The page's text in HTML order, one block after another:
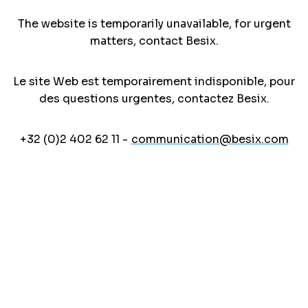
The website is temporarily unavailable, for urgent
matters, contact Besix.
Le site Web est temporairement indisponible, pour
des questions urgentes, contactez Besix.
+32 (0)2 402 62 11 - communication@besix.com